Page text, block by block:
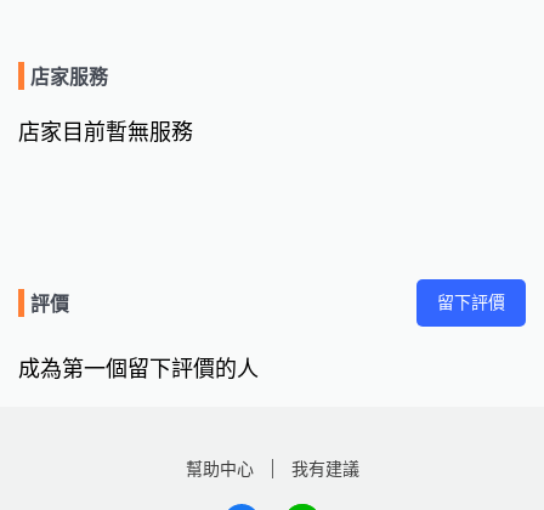
店家服務
店家目前暫無服務
評價 留下評價
成為第一個留下評價的人
幫助中心 我有建議